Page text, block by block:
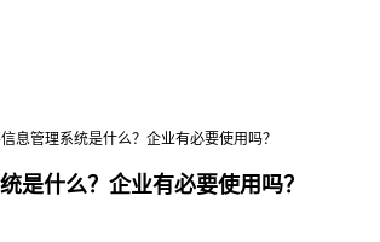
息管理系统是什么？企业有必要使用吗？
是什么？企业有必要使用吗？